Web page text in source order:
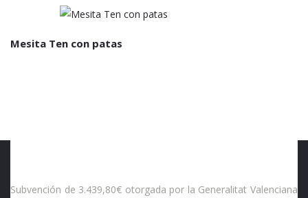
Mesita Ten con patas
Subvención de 3.439,80€ otorgada por la Generalitat Valenciana